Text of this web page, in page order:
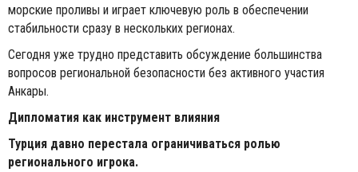
морские проливы и играет ключевую роль в обеспечении
стабильности сразу в нескольких регионах.
Сегодня уже трудно представить обсуждение большинства
вопросов региональной безопасности без активного участия
Анкары.
Дипломатия как инструмент влияния
Турция давно перестала ограничиваться ролью
регионального игрока.